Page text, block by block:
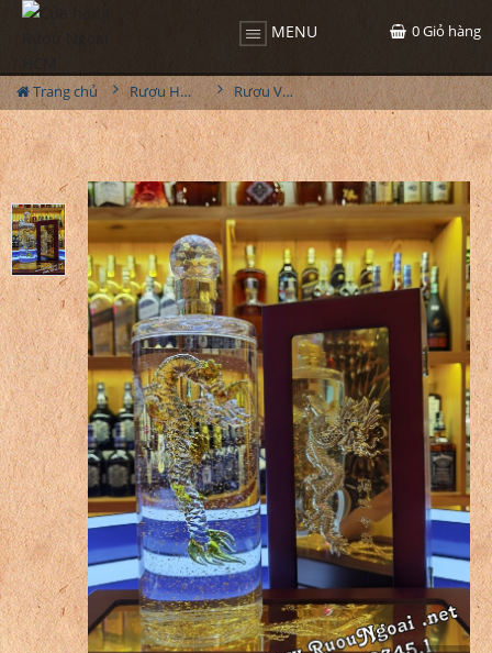
MENU 0Giỏ hàng
Trang chủ Rượu Hộp Quà Rượu Vodka Rồng 23 Carat 1L